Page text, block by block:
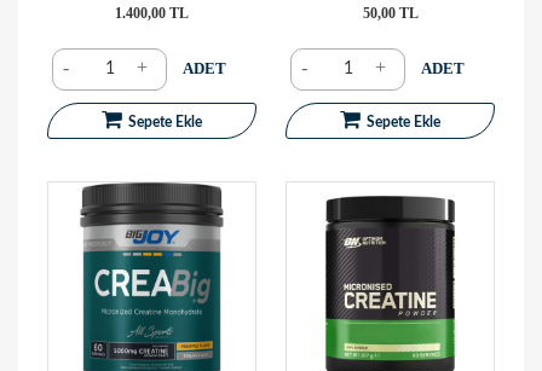
1.400,00 TL
- + ADET
Sepete Ekle
50,00 TL
- + ADET
Sepete Ekle